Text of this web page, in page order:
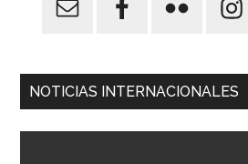
NOTICIAS INTERNACIONALES